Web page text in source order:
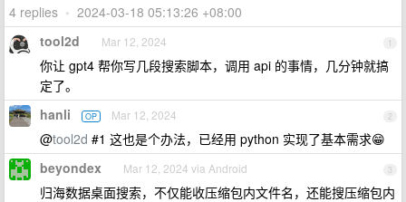
4 replies • 2024-03-18 05:13:26 +08:00
1
tool2d Mar 12, 2024
你让 gpt4 帮你写几段搜索脚本，调用 api 的事情，几分钟就搞
定了。
2
hanli OP Mar 12, 2024
@tool2d #1 这也是个办法，已经用 python 实现了基本需求😁
3
beyondex Mar 12, 2024 via Android
归海数据桌面搜索，不仅能收压缩包内文件名，还能搜压缩包内